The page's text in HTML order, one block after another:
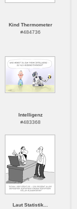
Kind Thermometer
#484736
Intelligenz
#483368
Laut Statistik...